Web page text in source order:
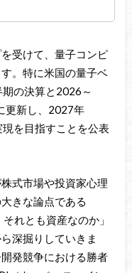
受けて、量子コンピ
。特に米国の量子ベ
の決算と2026～
更新し、2027年
を目指すことを公表
式市場や投資家心理
きな論点である
れとも資産なのか」
深掘りしていきま
発競争における勝者